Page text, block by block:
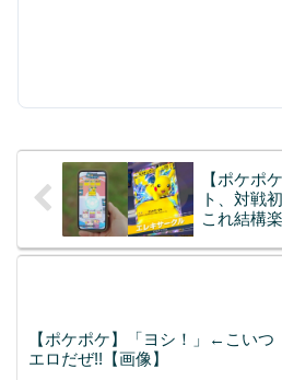
【ポケポ
ト、対戦
これ結構
【ポケポケ】「ヨシ！」←こいつ
エロだぜ!!【画像】